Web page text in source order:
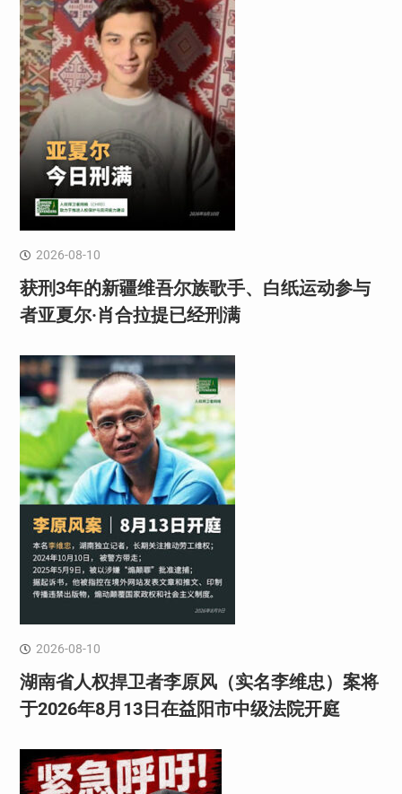
2026-08-10
获刑3年的新疆维吾尔族歌手、白纸运动参与
者亚夏尔·肖合拉提已经刑满
2026-08-10
湖南省人权捍卫者李原风（实名李维忠）案将
于2026年8月13日在益阳市中级法院开庭